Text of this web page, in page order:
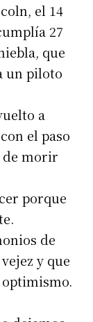
el 14
27
que
un piloto
a
el paso
de morir
porque
de
y que